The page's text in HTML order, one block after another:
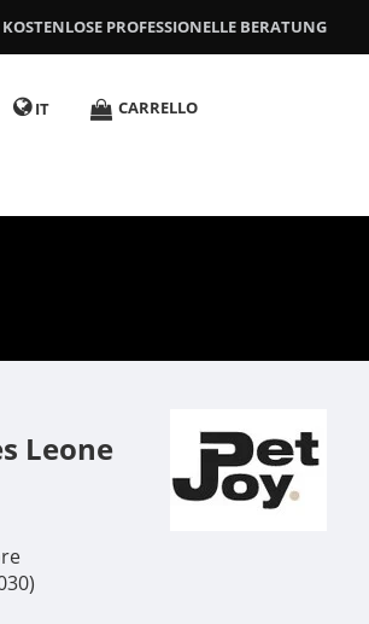
KOSTENLOSE PROFESSIONELLE BERATUNG
IT CARRELLO
Leone